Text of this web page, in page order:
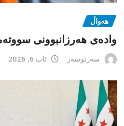
هەواڵ
وادەی هەرزانبوونی
سەرنوسەر ئاب 6, 2026